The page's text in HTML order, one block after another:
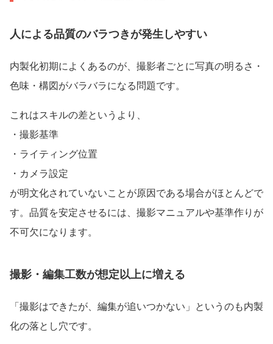
人による品質のバラつきが発生しやすい
内製化初期によくあるのが、撮影者ごとに写真の明るさ・
色味・構図がバラバラになる問題です。
これはスキルの差というより、
・撮影基準
・ライティング位置
・カメラ設定
が明文化されていないことが原因である場合がほとんどで
す。品質を安定させるには、撮影マニュアルや基準作りが
不可欠になります。
撮影・編集工数が想定以上に増える
「撮影はできたが、編集が追いつかない」というのも内製
化の落とし穴です。